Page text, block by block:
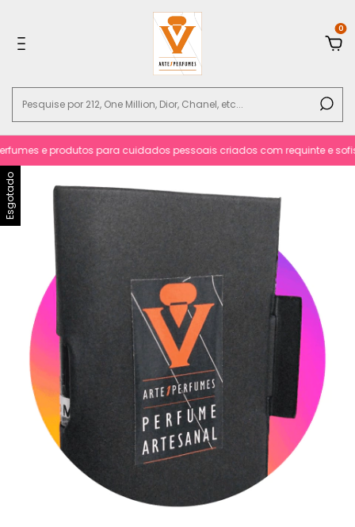
0
e produtos para cuidados pessoais criados com requinte e
Esgotado